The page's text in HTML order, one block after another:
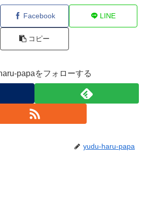
Facebook LINE
コピー
papaをフォローする
yudu-haru-papa